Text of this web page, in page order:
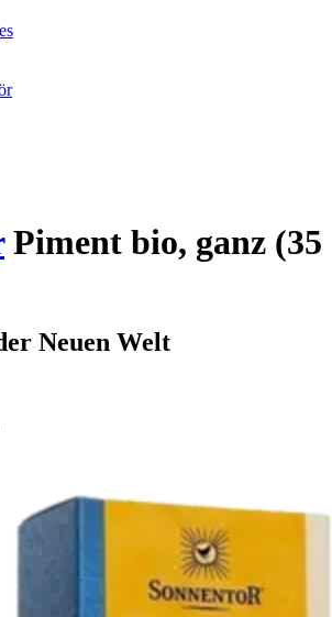
Piment bio, ganz (35
Neuen Welt